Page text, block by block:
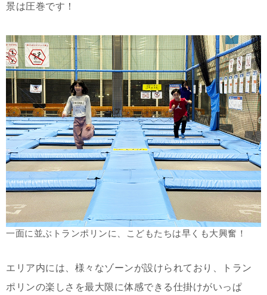
景は圧巻です！
一面に並ぶトランポリンに、こどもたちは早くも大興奮！
エリア内には、様々なゾーンが設けられており、トラン
ポリンの楽しさを最大限に体感できる仕掛けがいっぱ